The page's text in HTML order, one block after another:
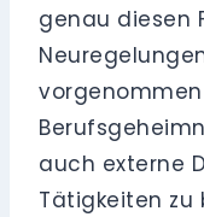
genau diesen
auch externe
Tätigkeiten zu